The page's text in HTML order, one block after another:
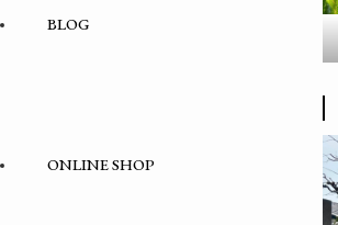
BLOG
ONLINE SHOP